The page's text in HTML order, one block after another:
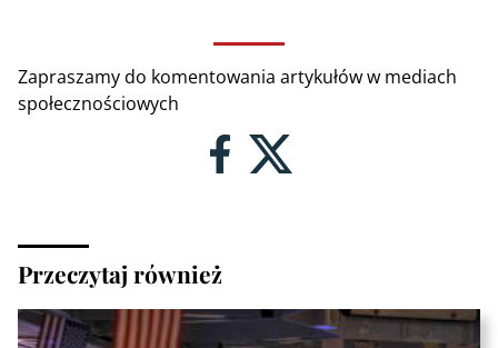
Zapraszamy do komentowania artykułów w mediach
społecznościowych
Przeczytaj również